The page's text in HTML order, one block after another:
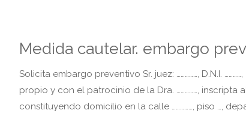
derechos
hereditarios
Medida cautelar. embargo
Solicita embargo preventivo Sr. juez: ……………, D.N.I.
propio y con el patrocinio de la Dra. ……………, inscripta al
constituyendo domicilio en la calle ……………, piso …,